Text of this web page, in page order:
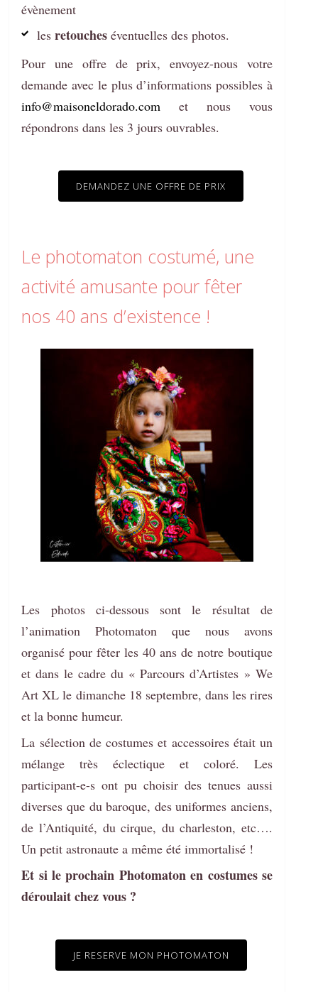
évènement
lesretouches éventuelles des photos.
Pour une offre de prix, envoyez-nous votre
demande avec le plus d’informations possibles à
info@maisoneldorado.comet nous vous
répondrons dans les 3 jours ouvrables.
DEMANDEZ UNE OFFRE DE PRIX
Le photomaton costumé, une
activité amusante pour fêter
nos 40 ans d’existence !
Les photos ci-dessous sont le résultat de
l’animation Photomaton que nous avons
organisé pour fêter les 40 ans de notre boutique
et dans le cadre du « Parcours d’Artistes » We
Art XL le dimanche 18 septembre, dans les rires
et la bonne humeur.
La sélection de costumes et accessoires était un
mélange très éclectique et coloré. Les
participant-e-s ont pu choisir des tenues aussi
diverses que du baroque, des uniformes anciens,
de l’Antiquité, du cirque, du charleston, etc….
Un petit astronaute a même été immortalisé !
Et si le prochain Photomaton en costumes se
déroulait chez vous ?
JE RESERVE MON PHOTOMATON